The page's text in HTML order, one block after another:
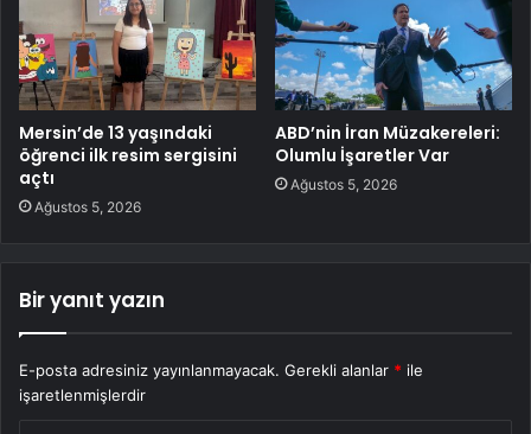
Mersin’de 13 yaşındaki
öğrenci ilk resim sergisini
açtı
Ağustos 5, 2026
ABD’nin İran Müzakereleri:
Olumlu İşaretler Var
Ağustos 5, 2026
Bir yanıt yazın
E-posta adresiniz yayınlanmayacak. Gerekli alanlar * ile
işaretlenmişlerdir